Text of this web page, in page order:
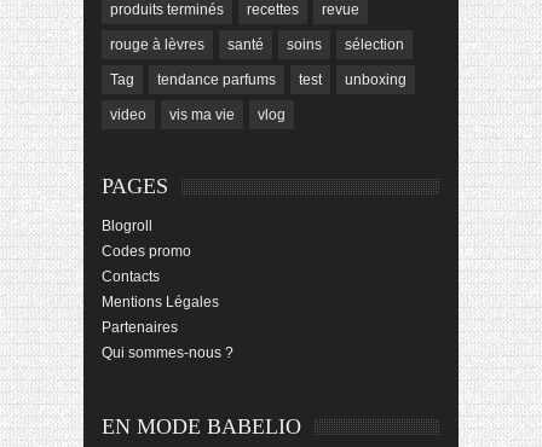
produits terminés recettes revue
rouge à lèvres santé soins sélection
Tag tendance parfums test unboxing
video vis ma vie vlog
PAGES
Blogroll
Codes promo
Contacts
Mentions Légales
Partenaires
Qui sommes-nous ?
EN MODE BABELIO